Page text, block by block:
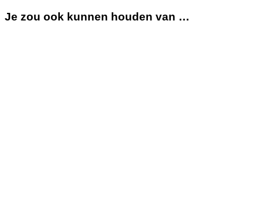
Je zou ook kunnen houden van …